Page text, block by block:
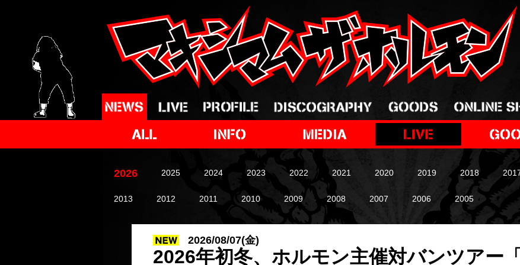
2026 2025 2024 2023 2022 2021 2020 2019 2018
2013 2012 2011 2010 2009 2008 2007 2006 2005
2026/08/07(金)
2026年初冬、ホルモン主催対バンツアー